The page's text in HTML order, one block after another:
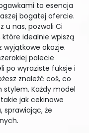
to esencja
bogatej ofercie.
u nas, pozwoli Ci
idealnie wpiszą
wyjątkowe okazje.
palecie
po wyraziste fuksje i
znaleźć coś, co
Każdy model
jak cekinowe
sprawiając, że